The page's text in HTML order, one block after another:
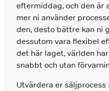
eftermiddag, och den är
mer ni använder
den, desto bättre kan ni
dessutom vara flexibel
det här laget, världen
snabbt och utan
Utvärdera er